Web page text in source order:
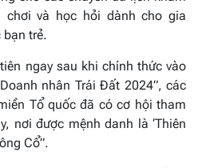
chơi và học hỏi dành cho gia
trẻ.
ngay sau khi chính thức vào
nhân Trái Đất 2024”, các
Tổ quốc đã có cơ hội tham
nơi được mệnh danh là ‘Thiên
Cổ”.